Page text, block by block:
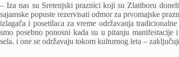
– Iza nas su Sretenjski praznici koji su Zlatiboru
sajamske popuste rezervisati odmor za prvomajske
izlagača i posetilaca za vreme održavanja
smo posebno ponosni kada su u pitanju
sela. i one se održavaju tokom kulturnog leta –